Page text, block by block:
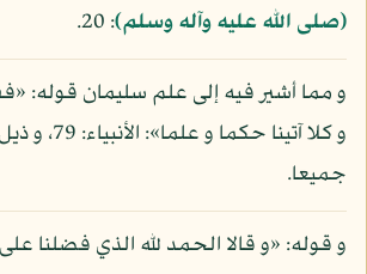
(صلى الله عليه وآله وسلم): 20.
و مما أشير فيه إلى علم سليمان قوله:
و كلا آتينا
جميعا.
و قوله: «و قالا الحمد لله الذي فضلنا